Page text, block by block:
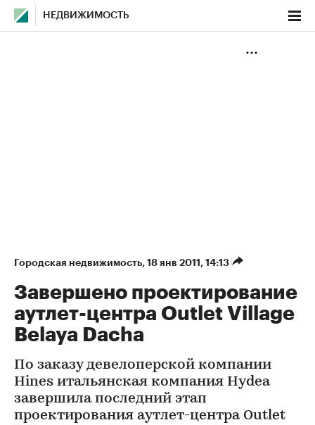
НЕДВИЖИМОСТЬ
Городская недвижимость⁠, 18 янв 2011, 14:13
Завершено проектирование
аутлет-центра Outlet Village
Belaya Dacha
По заказу девелоперской компании
Hines итальянская компания Hydea
завершила последний этап
проектирования аутлет-центра Outlet